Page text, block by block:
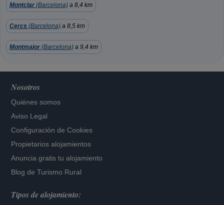
Montclar (Barcelona) a 8,4 km
Cercs (Barcelona) a 8,5 km
Montmajor (Barcelona) a 9,4 km
Nosotros
Quiénes somos
Aviso Legal
Configuración de Cookies
Propietarios alojamientos
Anuncia gratis tu alojamiento
Blog de Turismo Rural
Tipos de alojamiento: